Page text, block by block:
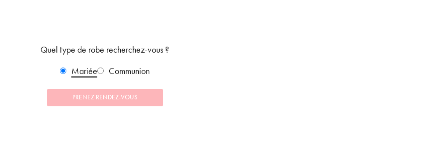
Quel type de robe recherchez-vous ?
Mariée
Communion
PRENEZ RENDEZ-VOUS